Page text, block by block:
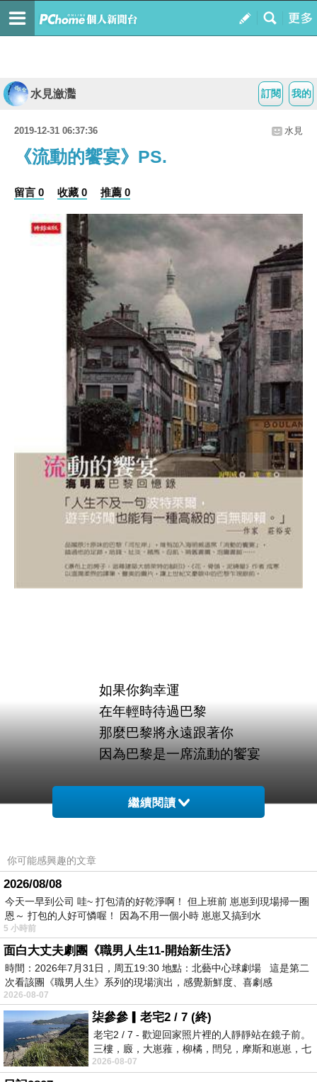
我的
訂閱
水見瀲灩
2019-12-31 06:37:36 水見
《流動的饗宴》PS.
留言 0 收藏 0 推薦 0
如果你夠幸運
在年輕時待過巴黎
那麼巴黎將永遠跟著你
因為巴黎是一席流動的饗宴
一九五〇年 海明威致友人
期待
有朝一日
與巴黎遇會時
我依然年輕
二〇一四年四月 附筆
二〇一九年十月 因緣聚合
繼續閱讀
你可能感興趣的文章
2026/08/08
今天一早到公司 哇~ 打包清的好乾淨啊！ 但上班前 崽崽到現場掃一圈
恩～ 打包的人好可憐喔！ 因為不用一個小時 崽崽又搞到水
5 小時前
面白大丈夫劇團《職男人生11-開始新生活》
時間：2026年7月31日，周五19:30 地點：北藝中心球劇場 這是第二
次看該團《職男人生》系列的現場演出，感覺新鮮度、喜劇感
2026-08-07
柒參參▎老宅2 / 7 (終)
老宅2 / 7 - 歡迎回家照片裡的人靜靜站在鏡子前。
三樓，廄，大崽蕥，柳橘，閆兒，摩斯和崽崽，七
個人整整齊齊地站在鏡框之外，如同
2026-08-07